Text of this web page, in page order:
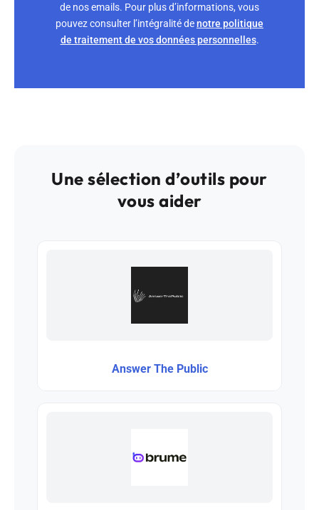
de nos emails. Pour plus d’informations, vous
pouvez consulter l’intégralité denotre politique
de traitement de vos données personnelles.
Une sélection d’outils pour
vous aider
Answer The Public